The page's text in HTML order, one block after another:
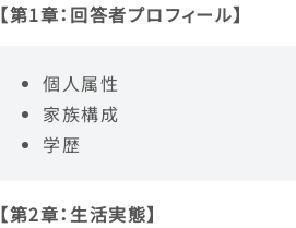
【第1章：回答者プロフィール】
個人属性
家族構成
学歴
【第2章：生活実態】